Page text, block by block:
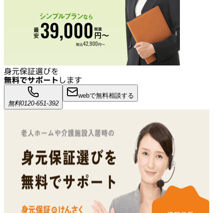
身元保証選びを
無料でサポート します
無料0120-651-392
webで無料相談する